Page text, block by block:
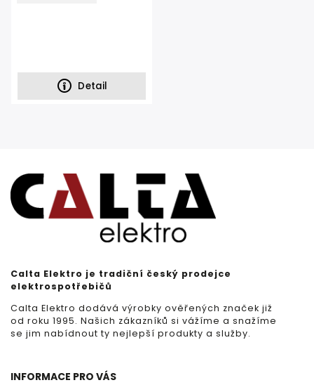
Detail
Calta Elektro je tradiční český prodejce
elektrospotřebičů
Calta Elektro dodává výrobky ověřených značek již
od roku 1995. Našich zákazníků si vážíme a snažíme
se jim nabídnout ty nejlepší produkty a služby.
INFORMACE PRO VÁS